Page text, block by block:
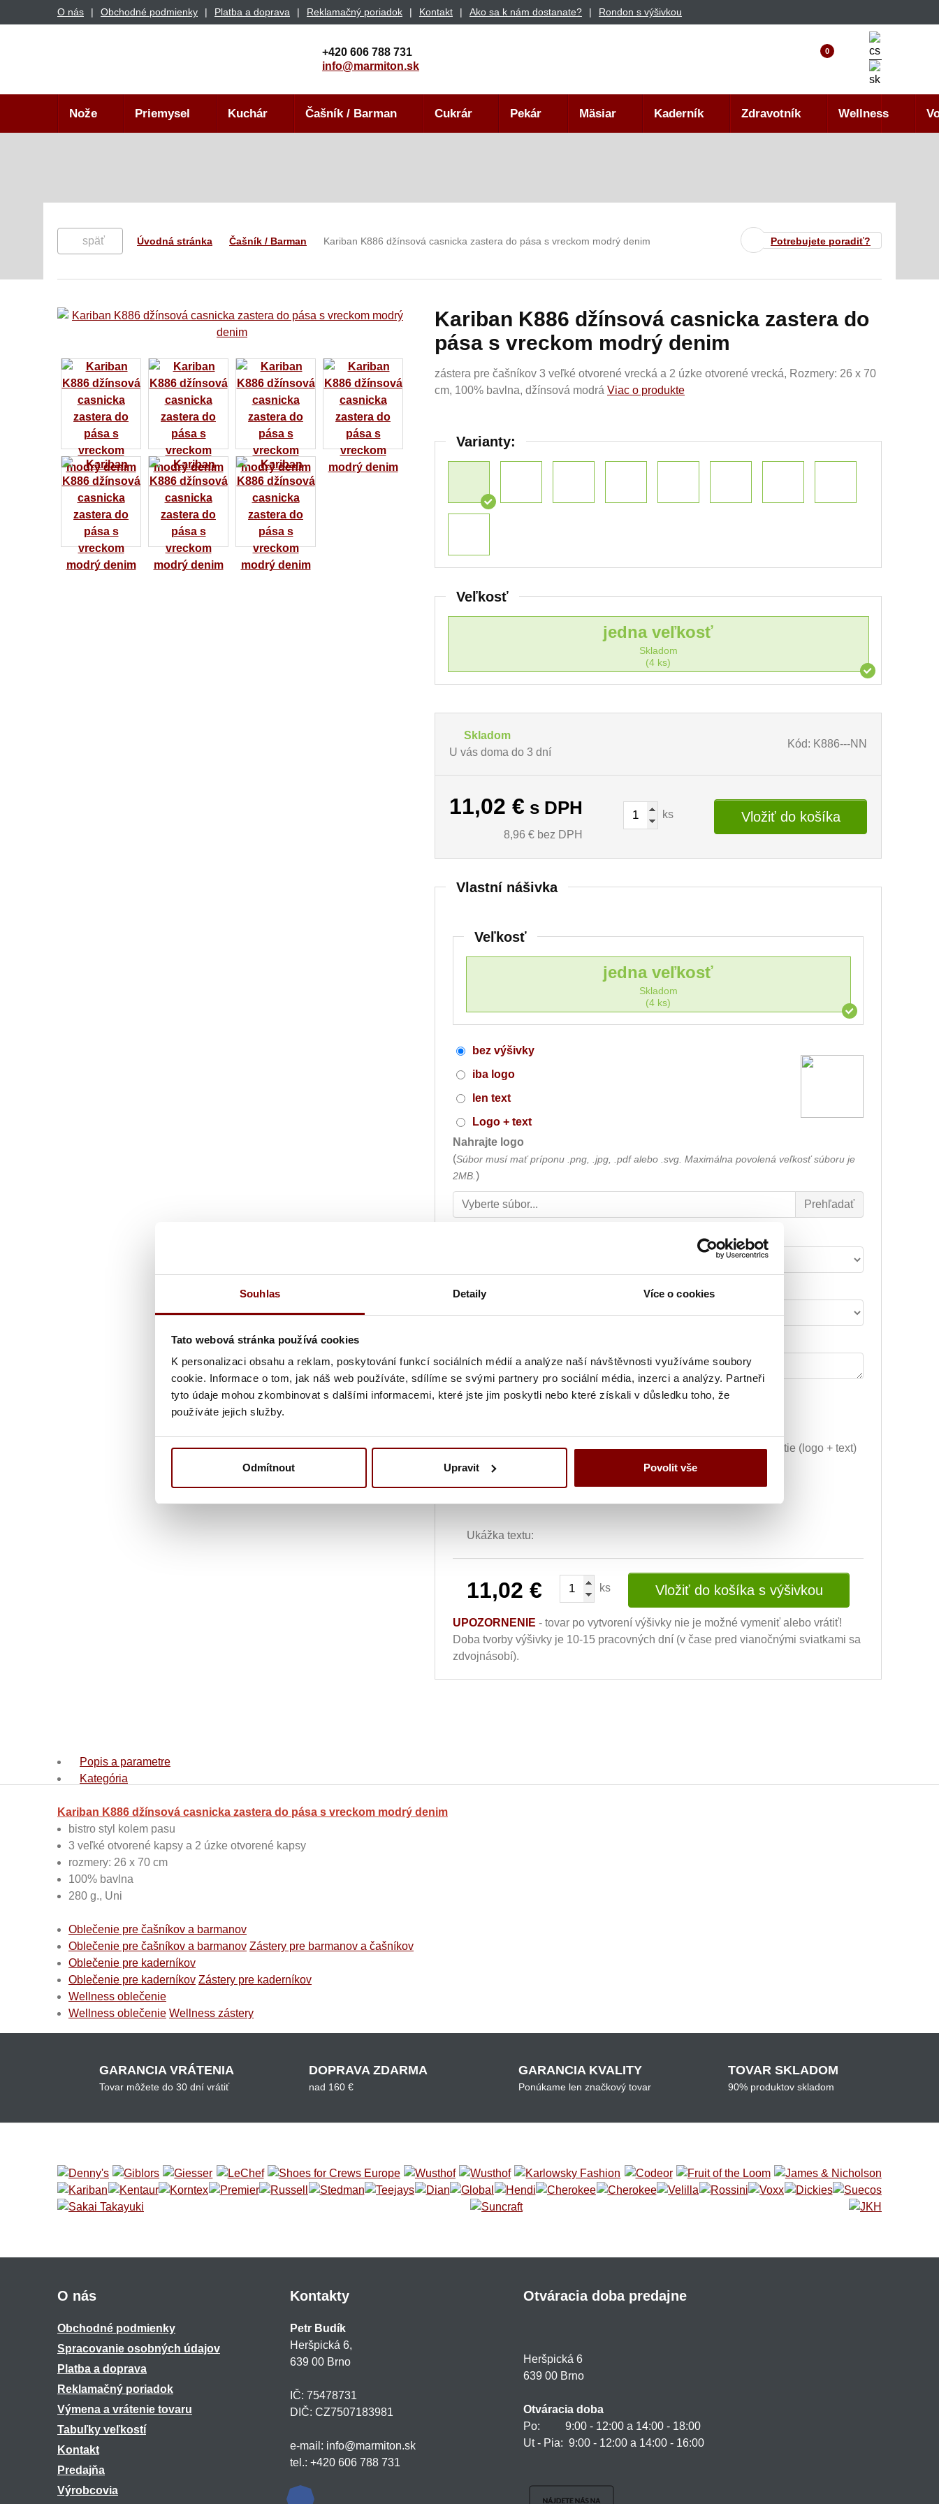
Souhlas Detaily Více o cookies
Tato webová stránka používá cookies
K personalizaci obsahu a reklam, poskytování funkcí sociálních médií a analýze naší návštěvnosti využíváme soubory
cookie. Informace o tom, jak náš web používáte, sdílíme se svými partnery pro sociální média, inzerci a analýzy. Partneři
tyto údaje mohou zkombinovat s dalšími informacemi, které jste jim poskytli nebo které získali v důsledku toho, že
používáte jejich služby.
Odmítnout Upravit Povolit vše
O nás Obchodné podmienky Platba a doprava Reklamačný poriadok Kontakt Ako sa k nám dostanate? Rondon s výšivkou
+420 606 788 731
info@marmiton.sk
0
Nože Priemysel Kuchár Čašník / Barman Cukrár Pekár Mäsiar Kaderník Zdravotník Wellness
Potrebujete poradiť?
späť Úvodná stránka Čašník / Barman Kariban K886 džínsová casnicka zastera do pása s vreckom modrý denim
Kariban K886 džínsová casnicka zastera do
pása s vreckom modrý denim
zástera pre čašníkov 3 veľké otvorené vrecká a 2 úzke otvorené vrecká, Rozmery: 26 x 70
cm, 100% bavlna, džínsová modrá Viac o produkte
Varianty:
Veľkosť
jedna veľkosť
Skladom
(4 ks)
Skladom
U vás doma do 3 dní
Kód: K886---NN
11,02 € s DPH
8,96 € bez DPH
ks Vložiť do košíka
Vlastní nášivka
Veľkosť
jedna veľkosť
Skladom
(4 ks)
bez výšivky
iba logo
len text
Logo + text
Nahrajte logo
(Súbor musí mať príponu .png, .jpg, .pdf alebo .svg. Maximálna povolená veľkosť súboru je
2MB. )
Font výšivky
Farba textu Šírka nápisu alebo loga
Grafická úprava loga a vyšití + 29.59€
Vyšití textu + 5.10€
Grafická úprava a vyšitie (logo + text)
+ 34.69€
Ukážka textu:
11,02 € ks Vložiť do košíka s výšivkou
UPOZORNENIE - tovar po vytvorení výšivky nie je možné vymeniť alebo vrátiť!
Doba tvorby výšivky je 10-15 pracovných dní (v čase pred vianočnými sviatkami sa
zdvojnásobí).
Popis a parametre
Kategória
Kariban K886 džínsová casnicka zastera do pása s vreckom modrý denim
bistro styl kolem pasu
3 veľké otvorené kapsy a 2 úzke otvorené kapsy
rozmery: 26 x 70 cm
100% bavlna
280 g., Uni
Oblečenie pre čašníkov a barmanov
Oblečenie pre čašníkov a barmanov Zástery pre barmanov a čašníkov
Oblečenie pre kaderníkov
Oblečenie pre kaderníkov Zástery pre kaderníkov
Wellness oblečenie
Wellness oblečenie Wellness zástery
GARANCIA VRÁTENIA
Tovar môžete do 30 dní vrátiť
DOPRAVA ZDARMA
nad 160 €
GARANCIA KVALITY
Ponúkame len značkový tovar
TOVAR SKLADOM
90% produktov skladom
O nás
Obchodné podmienky
Spracovanie osobných údajov
Platba a doprava
Reklamačný poriadok
Výmena a vrátenie tovaru
Tabuľky veľkostí
Kontakt
Predajňa
Výrobcovia
Kontakty
Petr Budík
Heršpická 6,
639 00 Brno
IČ: 75478731
DIČ: CZ7507183981
e-mail: info@marmiton.sk
tel.: +420 606 788 731
Otváracia doba predajne
Heršpická 6
639 00 Brno
Otváracia doba
Po: 9:00 - 12:00 a 14:00 - 18:00
Ut - Pia: 9:00 - 12:00 a 14:00 - 16:00